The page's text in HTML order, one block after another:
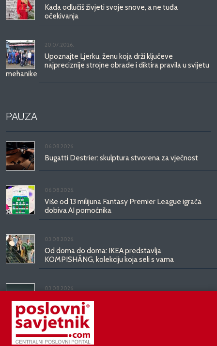
Kada odlučiš živjeti svoje snove, a ne tuđa
očekivanja
20.07.2026.
Upoznajte Ljerku, ženu koja drži ključeve
najpreciznije strojne obrade i diktira pravila u svijetu
mehanike
PAUZA
06.08.2026.
Bugatti Destrier: skulptura stvorena za vječnost
06.08.2026.
Više od 13 milijuna Fantasy Premier League igrača
dobiva AI pomoćnika
03.08.2026.
Od doma do doma: IKEA predstavlja
KOMPISHÄNG, kolekciju koja seli s vama
03.08.2026.
Kineski BYD predstavio luksuznu limuzinu veću od
Mercedesove S-klase, obećava domet do 1.000
kilometara